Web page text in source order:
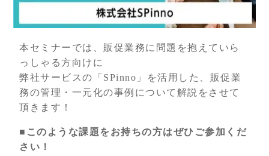
本セミナーでは、販促業務に問題を抱えていら
っしゃる方向けに
弊社サービスの「SPinno」を活用した、販促業
務の管理・一元化の事例について解説をさせて
頂きます！
■このような課題をお持ちの方はぜひご参加くだ
さい！